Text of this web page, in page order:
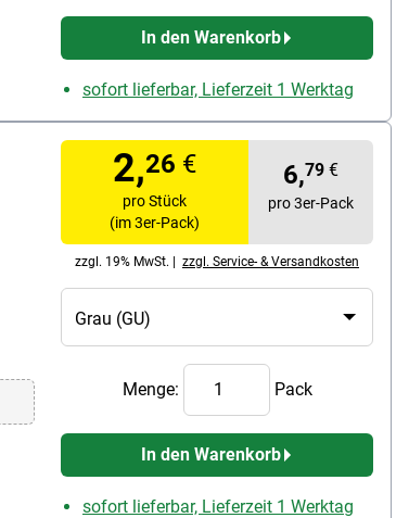
In den Warenkorb
sofort lieferbar, Lieferzeit 1 Werktag
2,26 €
pro Stück
(im 3er-Pack)
6,79 €
pro 3er-Pack
zzgl. 19% MwSt. | zzgl. Service- & Versandkosten
Menge: Pack
In den Warenkorb
sofort lieferbar, Lieferzeit 1 Werktag